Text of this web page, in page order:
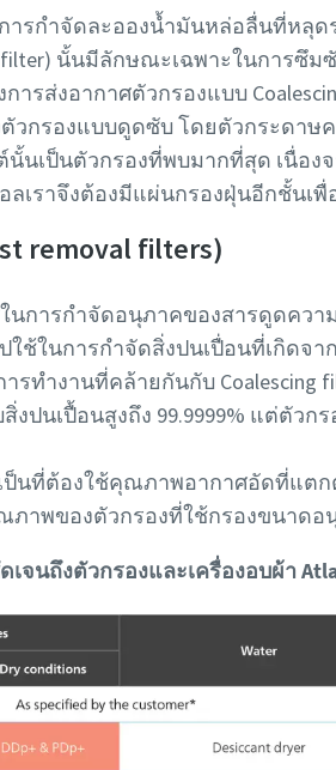
รกำจัดละอองน้ำมันหล่อลื่นที่หลุดร
นั้นมีลักษณะเฉพาะในการซึม
ารส่งอากาศตัวกรองแบบ
วกรองแบบดูดซับ โดยตัวกระดา
นเป็นตัวกรองที่พบมากที่สุด เนื่อง
เราจึงต้องมีแผ่นกรองฝุ่นอีกชั้นเ
removal filters)
นการกำจัดอนุภาคของสารดูดคว
ปใช้ในการกำจัดสิ่งปนเปื่อนที่เกิด
ทำงานที่คล้ายกันกับ Coalescing
ปนเปื้อนสูงถึง 99.9999% แต่ตัว
ป็นที่ต้องใช้คุณภาพอากาศอัดที่แ
ภาพของตัวกรองที่ใช้กรองขนาด
จนถึงตัวกรองและเครื่องอบผ้า